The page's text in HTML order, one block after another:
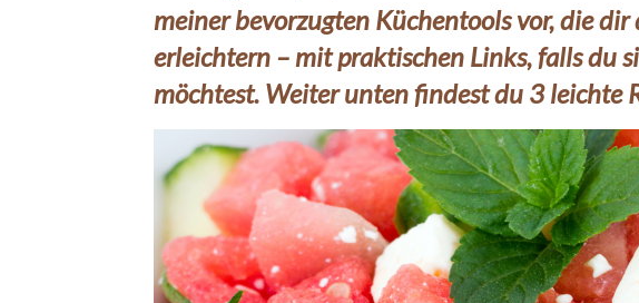
meiner bevorzugten Küchentools vor, die
erleichtern – mit praktischen Links, falls du
möchtest. Weiter unten findest du 3 leichte